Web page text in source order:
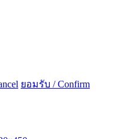
ยอมรับ / Confirm